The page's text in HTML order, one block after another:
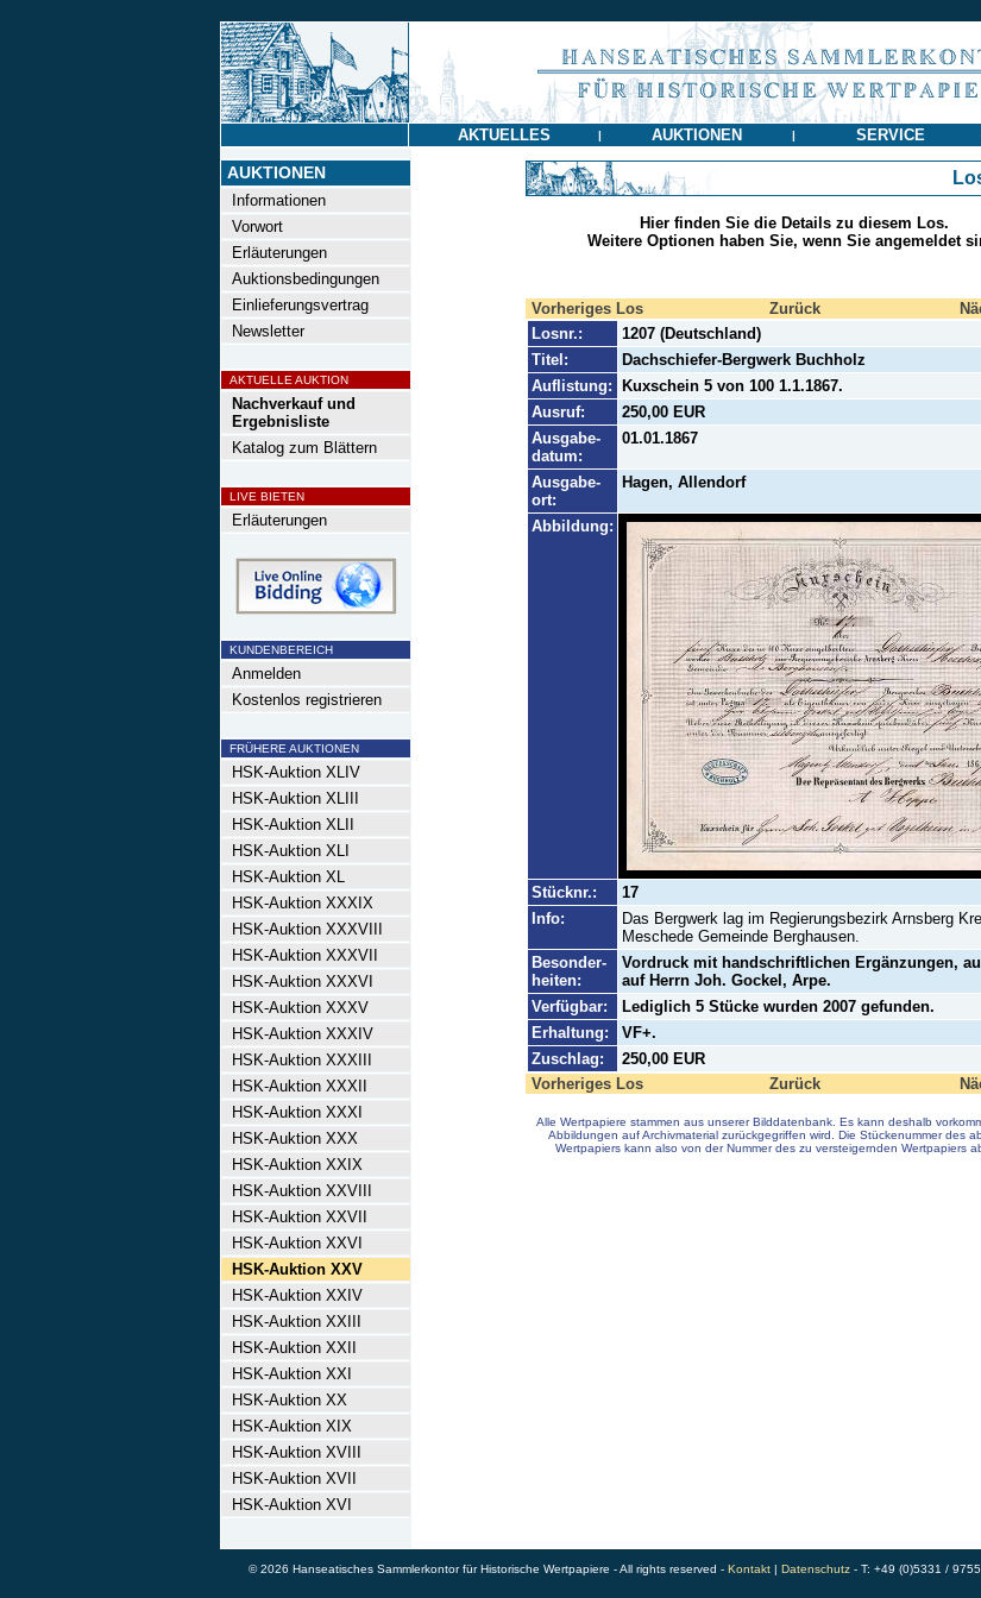
AKTUELLES | AUKTIONEN | SERVICE
AUKTIONEN
Informationen
Vorwort
Erläuterungen
Auktionsbedingungen
Einlieferungsvertrag
Newsletter
AKTUELLE AUKTION
Nachverkauf und
Ergebnisliste
Katalog zum Blättern
LIVE BIETEN
Erläuterungen
KUNDENBEREICH
Anmelden
Kostenlos registrieren
FRÜHERE AUKTIONEN
HSK-Auktion XLIV
HSK-Auktion XLIII
HSK-Auktion XLII
HSK-Auktion XLI
HSK-Auktion XL
HSK-Auktion XXXIX
HSK-Auktion XXXVIII
HSK-Auktion XXXVII
HSK-Auktion XXXVI
HSK-Auktion XXXV
HSK-Auktion XXXIV
HSK-Auktion XXXIII
HSK-Auktion XXXII
HSK-Auktion XXXI
HSK-Auktion XXX
HSK-Auktion XXIX
HSK-Auktion XXVIII
HSK-Auktion XXVII
HSK-Auktion XXVI
HSK-Auktion XXV
HSK-Auktion XXIV
HSK-Auktion XXIII
HSK-Auktion XXII
HSK-Auktion XXI
HSK-Auktion XX
HSK-Auktion XIX
HSK-Auktion XVIII
HSK-Auktion XVII
HSK-Auktion XVI
Hier finden Sie die Details zu diesem Los.
Weitere Optionen haben Sie, wenn Sie angemeldet
Vorheriges Los Zurück
Losnr.:
1207 (Deutschland)
Titel:
Dachschiefer-Bergwerk Buchholz
Auflistung:
Kuxschein 5 von 100 1.1.1867.
Ausruf:
250,00 EUR
Ausgabe-
datum:
01.01.1867
Ausgabe-
ort:
Hagen, Allendorf
Abbildung:
Stücknr.:
17
Info:
Das Bergwerk lag im Regierungsbezirk Arnsberg
Meschede Gemeinde Berghausen.
Besonder-
heiten:
Vordruck mit handschriftlichen Ergänzungen,
auf Herrn Joh. Gockel, Arpe.
Verfügbar:
Lediglich 5 Stücke wurden 2007 gefunden.
Erhaltung:
VF+.
Zuschlag:
250,00 EUR
Vorheriges Los
Zurück
Alle Wertpapiere stammen aus unserer Bilddatenbank. Es kann deshalb
Abbildungen auf Archivmaterial zurückgegriffen wird. Die Stückenummer des
Wertpapiers kann also von der Nummer des zu versteigernden Wertpapiers
© 2026 Hanseatisches Sammlerkontor für Historische Wertpapiere - All rights reserved - Kontakt| Datenschutz- T: +49 (0)5331 /